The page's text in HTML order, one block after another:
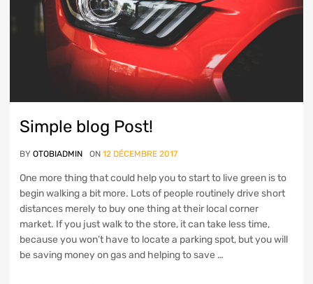
Simple blog Post!
BY OTOBIADMIN ON 12 DÉCEMBRE 2017
One more thing that could help you to start to live green is to
begin walking a bit more. Lots of people routinely drive short
distances merely to buy one thing at their local corner
market. If you just walk to the store, it can take less time,
because you won’t have to locate a parking spot, but you will
be saving money on gas and helping to save …